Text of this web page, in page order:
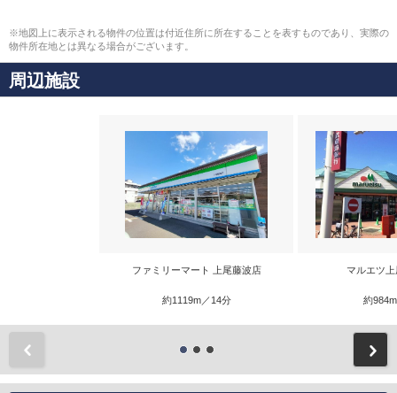
※地図上に表示される物件の位置は付近住所に所在することを表すものであり、実際の
物件所在地とは異なる場合がございます。
周辺施設
ファミリーマート 上尾藤波店
約1119m／14分
マルエツ
約